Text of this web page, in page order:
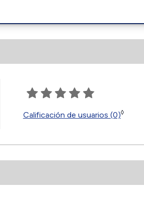
Calificación de usuarios (0)◊